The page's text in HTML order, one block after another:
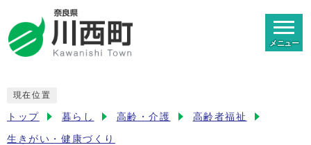
メニュー
現在位置
トップ 暮らし 高齢・介護 高齢者福祉
生きがい・健康づくり